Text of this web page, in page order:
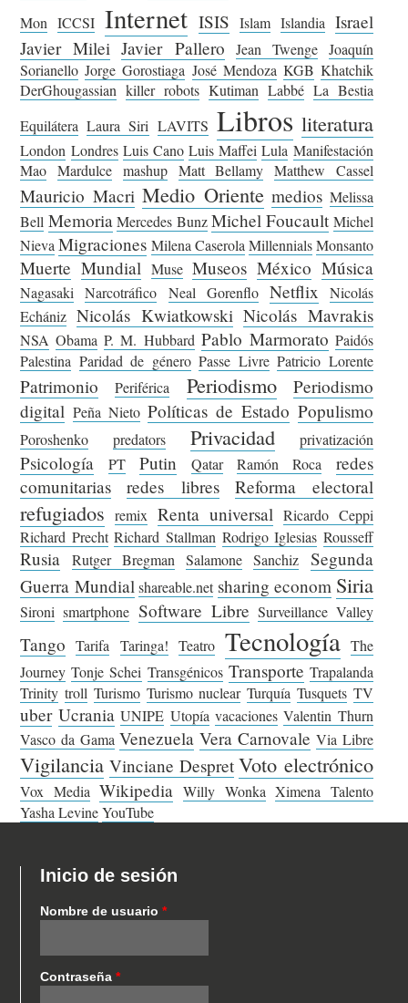
Mon ICCSI Internet ISIS Islam Islandia Israel
Javier Milei Javier Pallero Jean Twenge Joaquín
Sorianello Jorge Gorostiaga José Mendoza KGB Khatchik
DerGhougassian killer robots Kutiman Labbé La Bestia
Equilátera Laura Siri LAVITS Libros literatura
London Londres Luis Cano Luis Maffei Lula Manifestación
Mao Mardulce mashup Matt Bellamy Matthew Cassel
Mauricio Macri Medio Oriente medios Melissa
Bell Memoria Mercedes Bunz Michel Foucault Michel
Nieva Migraciones Milena Caserola Millennials Monsanto
Muerte Mundial Muse Museos México Música
Nagasaki Narcotráfico Neal Gorenflo Netflix
Nicolás
Echániz Nicolás Kwiatkowski Nicolás Mavrakis
NSA Obama P. M. Hubbard Pablo Marmorato Paidós
Palestina Paridad de género Passe Livre Patricio Lorente
Patrimonio Periférica Periodismo
Periodismo
digital Peña Nieto Políticas de Estado Populismo
Poroshenko predators Privacidad privatización
Psicología PT Putin Qatar Ramón Roca
redes
comunitarias
redes libres Reforma electoral
refugiados remix Renta universal Ricardo Ceppi
Richard Precht Richard Stallman Rodrigo Iglesias Rousseff
Rusia Rutger Bregman Salamone Sanchiz
Segunda
Guerra Mundial shareable.net sharing econom Siria
Sironi smartphone Software Libre Surveillance Valley
Tango Tarifa Taringa! Teatro Tecnología The
Journey Tonje Schei Transgénicos Transporte Trapalanda
Trinity troll Turismo Turismo nuclear Turquía Tusquets TV
uber Ucrania UNIPE Utopía vacaciones Valentin Thurn
Vasco da Gama Venezuela Vera Carnovale Via Libre
Vigilancia Vinciane Despret Voto electrónico
Vox Media Wikipedia Willy Wonka Ximena Talento
Yasha Levine YouTube
Inicio de sesión
Nombre de usuario*
Contraseña*